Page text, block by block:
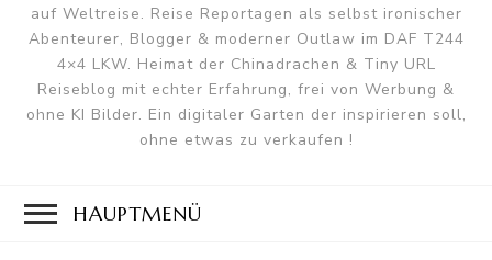
auf Weltreise. Reise Reportagen als selbst ironischer
Abenteurer, Blogger & moderner Outlaw im DAF T244
4×4 LKW. Heimat der Chinadrachen & Tiny URL
Reiseblog mit echter Erfahrung, frei von Werbung &
ohne KI Bilder. Ein digitaler Garten der inspirieren soll,
ohne etwas zu verkaufen !
HAUPTMENÜ